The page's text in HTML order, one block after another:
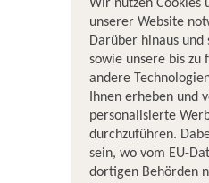
Wir nutzen Cookies
unserer Website
Darüber hinaus
sowie unsere bis zu
andere
Ihnen erheben und
personalisierte
durchzuführen.
sein, wo vom EU-
dortigen Behörden